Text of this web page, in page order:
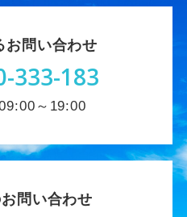
お問い合わせ
333-183
～19:00
問い合わせ